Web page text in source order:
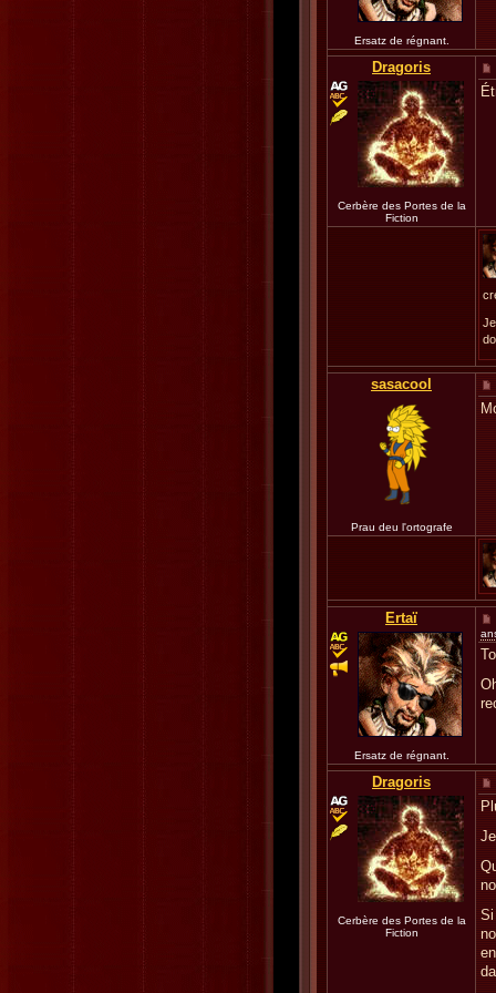
Ersatz de régnant.
Dragoris
Cerbère des Portes de la
Fiction
sasacool
Prau deu l'ortografe
Ertaï
Ersatz de régnant.
Dragoris
Cerbère des Portes de la
Fiction
Si